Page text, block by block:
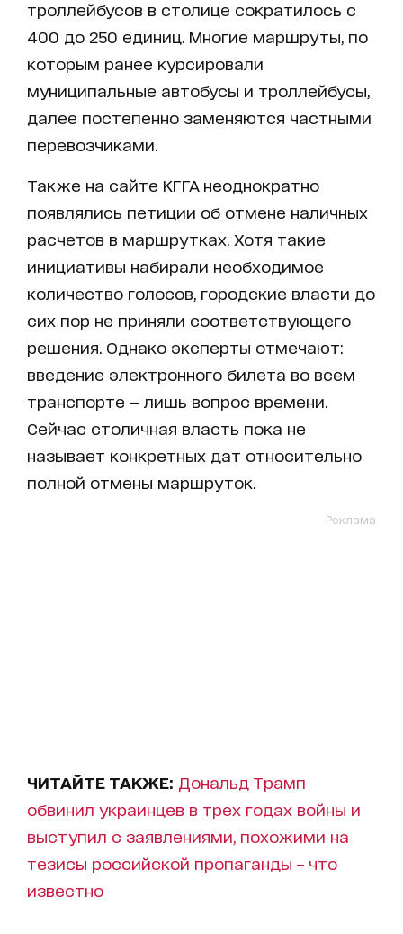
троллейбусов в столице сократилось с
400 до 250 единиц. Многие маршруты, по
которым ранее курсировали
муниципальные автобусы и троллейбусы,
далее постепенно заменяются частными
перевозчиками.
Также на сайте КГГА неоднократно
появлялись петиции об отмене наличных
расчетов в маршрутках. Хотя такие
инициативы набирали необходимое
количество голосов, городские власти до
сих пор не приняли соответствующего
решения. Однако эксперты отмечают:
введение электронного билета во всем
транспорте — лишь вопрос времени.
Сейчас столичная власть пока не
называет конкретных дат относительно
полной отмены маршруток.
Реклама
ЧИТАЙТЕ ТАКЖЕ: Дональд Трамп
обвинил украинцев в трех годах войны и
выступил с заявлениями, похожими на
тезисы российской пропаганды – что
известно